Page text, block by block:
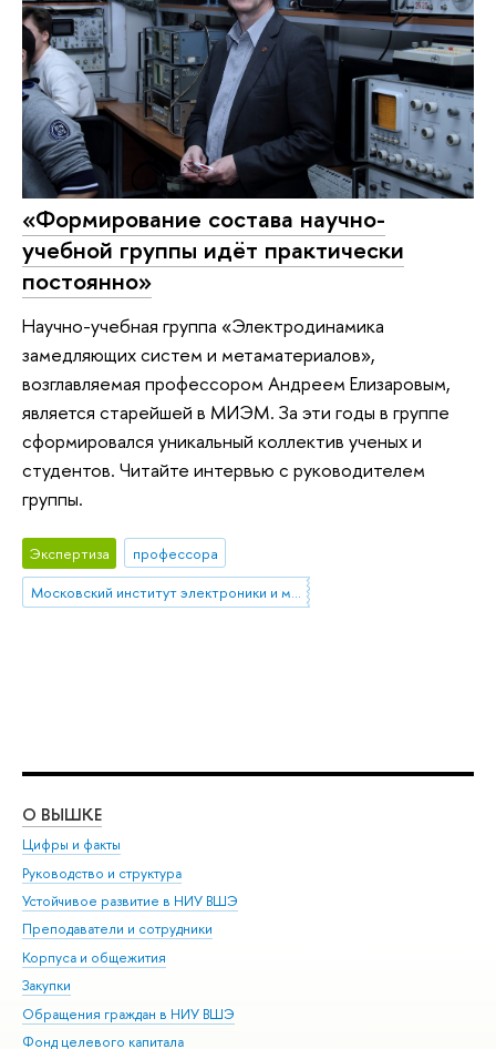
«Формирование состава научно-
учебной группы идёт практически
постоянно»
Научно-учебная группа «Электродинамика
замедляющих систем и метаматериалов»,
возглавляемая профессором Андреем Елизаровым,
является старейшей в МИЭМ. За эти годы в группе
сформировался уникальный коллектив ученых и
студентов. Читайте интервью с руководителем
группы.
Экспертиза
профессора
Московский институт электроники и математики им. А.Н. Тихонова
О ВЫШКЕ
Цифры и факты
Руководство и структура
Устойчивое развитие в НИУ ВШЭ
Преподаватели и сотрудники
Корпуса и общежития
Закупки
Обращения граждан в НИУ ВШЭ
Фонд целевого капитала